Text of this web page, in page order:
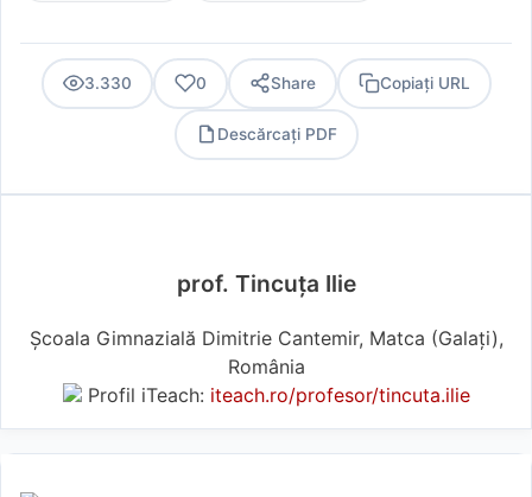
3.330 0 Share Copiați URL
Descărcați PDF
prof. Tincuța Ilie
Școala Gimnazială Dimitrie Cantemir, Matca (Galaţi),
România
Profil iTeach: iteach.ro/profesor/tincuta.ilie